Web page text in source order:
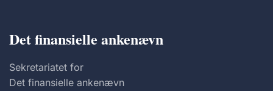
Det finansielle ankenævn
Sekretariatet for
Det finansielle ankenævn